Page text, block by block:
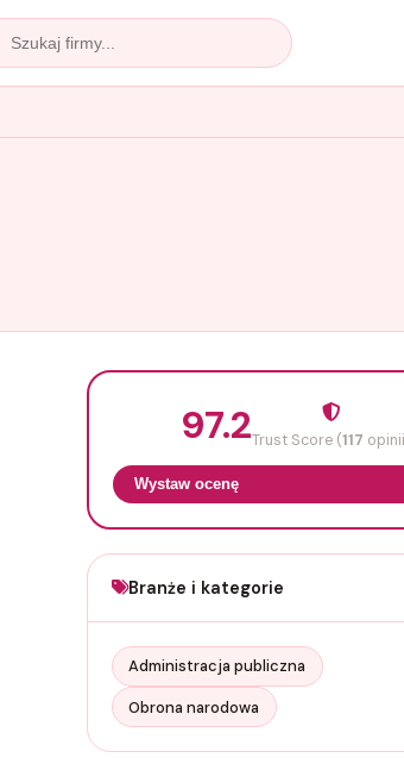
97.2Trust Score (117
Wystaw ocenę
Branże i kategorie
Administracja publiczna
Obrona narodowa